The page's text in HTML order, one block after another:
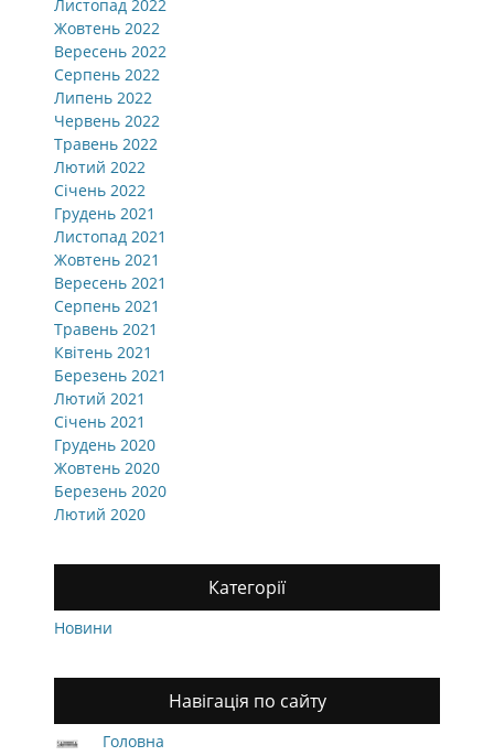
Листопад 2022
Жовтень 2022
Вересень 2022
Серпень 2022
Липень 2022
Червень 2022
Травень 2022
Лютий 2022
Січень 2022
Грудень 2021
Листопад 2021
Жовтень 2021
Вересень 2021
Серпень 2021
Травень 2021
Квітень 2021
Березень 2021
Лютий 2021
Січень 2021
Грудень 2020
Жовтень 2020
Березень 2020
Лютий 2020
Категорії
Новини
Навігація по сайту
Головна